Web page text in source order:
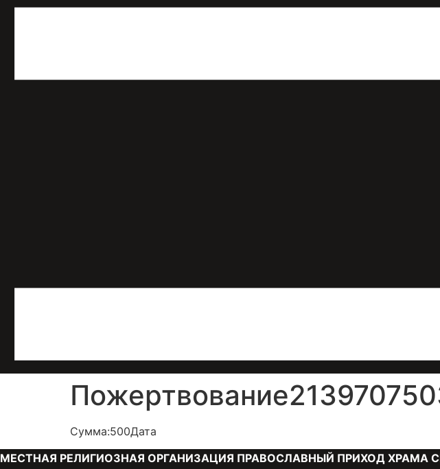
Сумма:500Дата
МЕСТНАЯ РЕЛИГИОЗНАЯ ОРГАНИЗАЦИЯ ПРАВОСЛАВНЫЙ ПРИХОД